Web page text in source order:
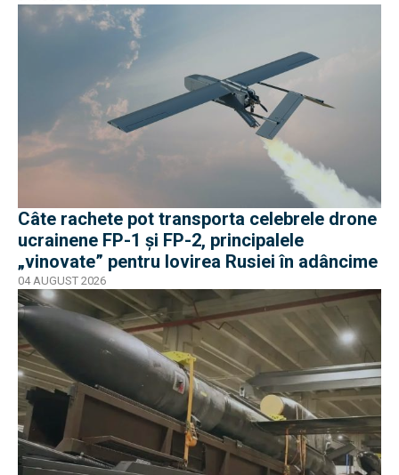
Câte rachete pot transporta celebrele drone
ucrainene FP-1 și FP-2, principalele
„vinovate” pentru lovirea Rusiei în adâncime
04 AUGUST 2026